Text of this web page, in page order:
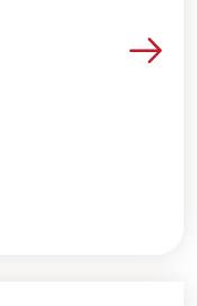
Voir les détails de la